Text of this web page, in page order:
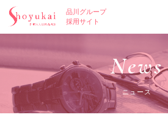
品川グループ
採用サイト
News
ニュース